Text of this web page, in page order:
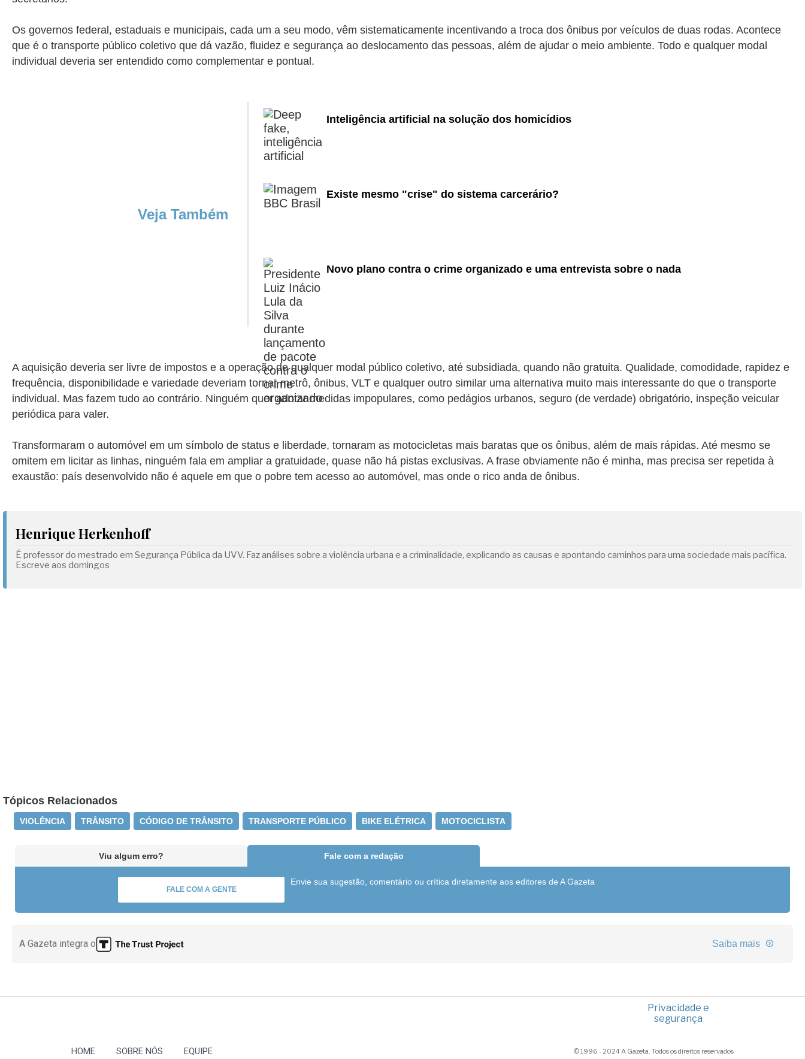
Os governos federal, estaduais e municipais, cada um a seu modo, vêm sistematicamente incentivando a troca dos ônibus por veículos de duas rodas. Acontece
que é o transporte público coletivo que dá vazão, fluidez e segurança ao deslocamento das pessoas, além de ajudar o meio ambiente. Todo e qualquer modal
individual deveria ser entendido como complementar e pontual.
Veja Também
Inteligência artificial na solução dos homicídios
Existe mesmo "crise" do sistema carcerário?
Novo plano contra o crime organizado e uma entrevista sobre o nada
A aquisição deveria ser livre de impostos e a operação de qualquer modal público coletivo, até subsidiada, quando não gratuita. Qualidade, comodidade, rapidez e
frequência, disponibilidade e variedade deveriam tornar metrô, ônibus, VLT e qualquer outro similar uma alternativa muito mais interessante do que o transporte
individual. Mas fazem tudo ao contrário. Ninguém quer adotar medidas impopulares, como pedágios urbanos, seguro (de verdade) obrigatório, inspeção veicular
periódica para valer.
Transformaram o automóvel em um símbolo de status e liberdade, tornaram as motocicletas mais baratas que os ônibus, além de mais rápidas. Até mesmo se
omitem em licitar as linhas, ninguém fala em ampliar a gratuidade, quase não há pistas exclusivas. A frase obviamente não é minha, mas precisa ser repetida à
exaustão: país desenvolvido não é aquele em que o pobre tem acesso ao automóvel, mas onde o rico anda de ônibus.
Henrique Herkenhoff
É professor do mestrado em Segurança Pública da UVV. Faz análises sobre a violência urbana e a criminalidade, explicando as causas e apontando caminhos para uma sociedade mais pacífica.
Escreve aos domingos
Tópicos Relacionados
VIOLÊNCIA TRÂNSITO CÓDIGO DE TRÂNSITO TRANSPORTE PÚBLICO BIKE ELÉTRICA MOTOCICLISTA
Viu algum erro? Fale com a redação
FALE COM A GENTE
Envie sua sugestão, comentário ou crítica diretamente aos editores de A Gazeta
A Gazeta integra o Saiba mais
Privacidade e
segurança
HOME SOBRE NÓS EQUIPE © 1996 - 2024 A Gazeta. Todos os direitos reservados